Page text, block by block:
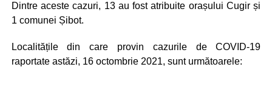
Dintre aceste cazuri, 13 au fost atribuite orașului Cugir și
1 comunei Șibot.
Localitățile din care provin cazurile de COVID-19
raportate astăzi, 16 octombrie 2021, sunt următoarele: